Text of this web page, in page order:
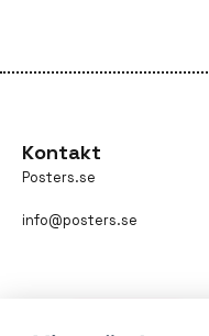
Kontakt
Posters.se
info@posters.se